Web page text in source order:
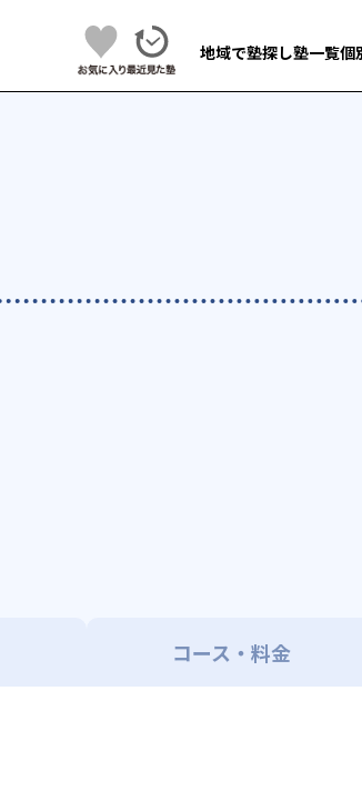
地域で塾探し塾一覧個
コース・料金